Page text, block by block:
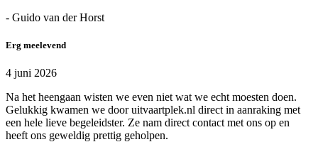
- Guido van der Horst
Erg meelevend
4 juni 2026
Na het heengaan wisten we even niet wat we echt moesten doen.
Gelukkig kwamen we door uitvaartplek.nl direct in aanraking met
een hele lieve begeleidster. Ze nam direct contact met ons op en
heeft ons geweldig prettig geholpen.